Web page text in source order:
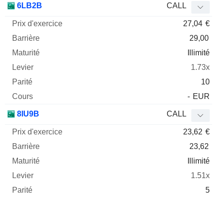
6LB2B CALL
27,04 €
29,00
Illimité
1.73x
10
- EUR
8IU9B CALL
23,62 €
23,62
Illimité
1.51x
5